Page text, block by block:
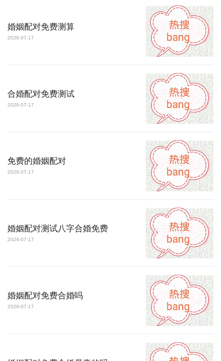
婚姻配对免费测算
2026-07-17
合婚配对免费测试
2026-07-17
免费的婚姻配对
2026-07-17
婚姻配对测试八字合婚免费
2026-07-17
婚姻配对免费合婚吗
2026-07-17